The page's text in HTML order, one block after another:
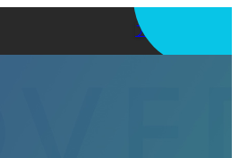
アプリを使う